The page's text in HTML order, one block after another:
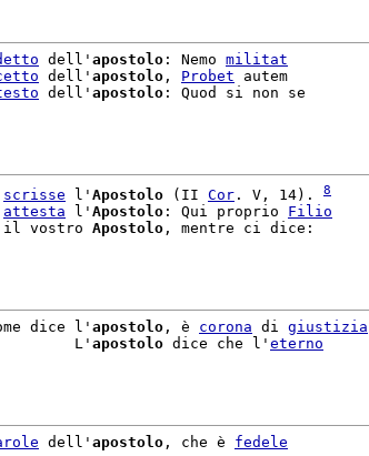
dell' apostolo : Nemo militat
dell' apostolo , Probet autem
dell' apostolo : Quod si non se
scrisse l' Apostolo (II Cor . V, 14). 8
attesta l' Apostolo : Qui proprio Filio
il vostro Apostolo , mentre ci dice:
dice l'apostolo , è corona di giustizia
L'
apostolo dice che l' eterno
dell' apostolo , che è fedele